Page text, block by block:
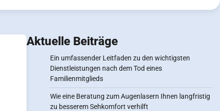
Aktuelle Beiträge
Ein umfassender Leitfaden zu den wichtigsten
Dienstleistungen nach dem Tod eines
Familienmitglieds
Wie eine Beratung zum Augenlasern Ihnen langfristig
zu besserem Sehkomfort verhilft